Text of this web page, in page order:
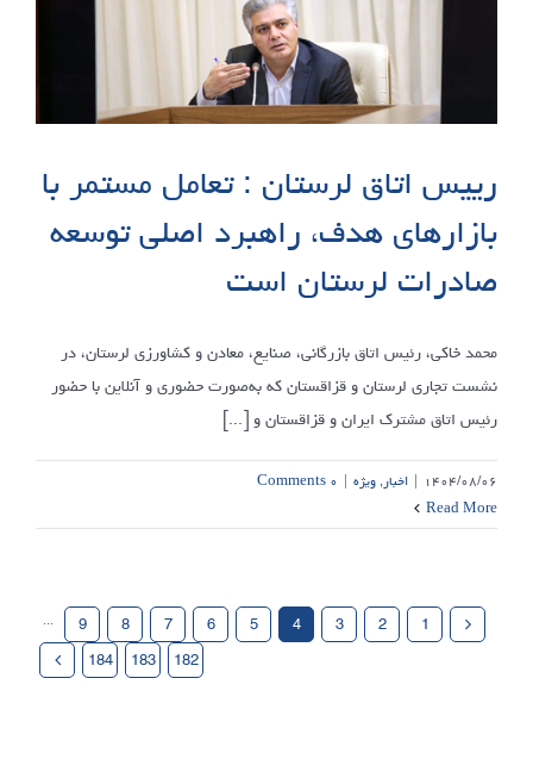
رییس اتاق لرستان : تعامل مستمر با
بازارهای هدف، راهبرد اصلی توسعه
صادرات لرستان است
محمد خاکی، رئیس اتاق بازرگانی، صنایع، معادن و کشاورزی لرستان، در
نشست تجاری لرستان و قزاقستان که به‌صورت حضوری و آنلاین با حضور
رئیس اتاق مشترک ایران و قزاقستان و [...]
۱۴۰۴/۰۸/۰۶ | اخبار,ویژه | ۰ Comments
Read More
1
2
3
4
5
6
7
8
9
···
182
183
184